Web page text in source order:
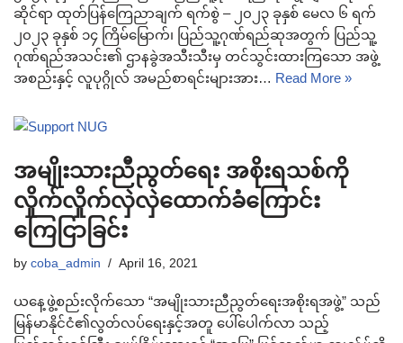
ဆိုင်ရာ ထုတ်ပြန်ကြေညာချက် ရက်စွဲ – ၂၀၂၃ ခုနှစ် မေလ ၆ ရက်
၂၀၂၃ ခုနှစ် ၁၄ ကြိမ်မြောက်၊ ပြည်သူ့ဂုဏ်ရည်ဆုအတွက် ပြည်သူ့
ဂုဏ်ရည်အသင်း၏ ဌာနခွဲအသီးသီးမှ တင်သွင်းထားကြသော အဖွဲ့
အစည်းနှင့် လူပုဂ္ဂိုလ် အမည်စာရင်းများအား… Read More »
အမျိုးသားညီညွတ်ရေး အစိုးရသစ်ကို
လှိုက်လှိုက်လှဲလှဲထောက်ခံကြောင်း
ကြေငြာခြင်း
by coba_admin April 16, 2021
ယနေ့ဖွဲ့စည်းလိုက်သော “အမျိုးသားညီညွတ်ရေးအစိုးရအဖွဲ့” သည်
မြန်မာနိုင်ငံ၏လွတ်လပ်ရေးနှင့်အတူ ပေါ်ပေါက်လာ သည့်